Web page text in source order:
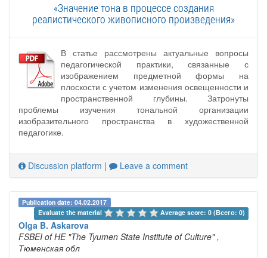
«Значение тона в процессе создания
реалистического живописного произведения»
В статье рассмотрены актуальные вопросы
педагогической практики, связанные с
изображением предметной формы на
плоскости с учетом изменения освещенности и
пространственной глубины. Затронуты
проблемы изучения тональной организации
изобразительного пространства в художественной
педагогике.
Discussion platform | Leave a comment
Publication date: 04.02.2017
Evaluate the material
Average score: 0 (Всего: 0)
Olga B. Askarova
FSBEI of HE "The Tyumen State Institute of Culture" ,
Тюменская обл